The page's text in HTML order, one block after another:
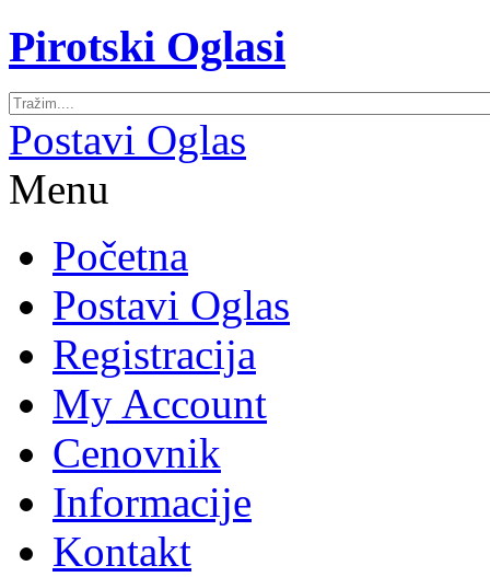
Pirotski Oglasi
Postavi Oglas
Menu
Početna
Postavi Oglas
Registracija
My Account
Cenovnik
Informacije
Kontakt